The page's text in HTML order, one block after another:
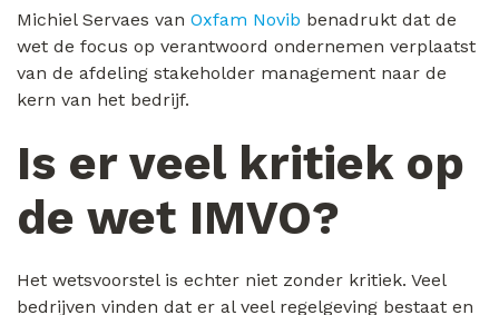
Michiel Servaes van Oxfam Novib benadrukt dat de
wet de focus op verantwoord ondernemen verplaatst
van de afdeling stakeholder management naar de
kern van het bedrijf.
Is er veel kritiek op
de wet IMVO?
Het wetsvoorstel is echter niet zonder kritiek. Veel
bedrijven vinden dat er al veel regelgeving bestaat en